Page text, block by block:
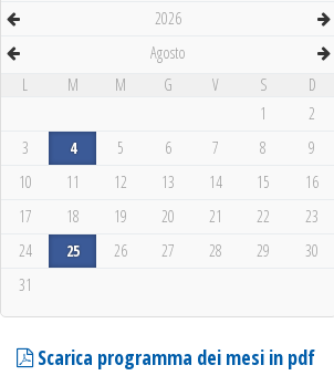
2026
Agosto
L
M M G V S
D
1
2
3
4 5 6 7 8
9
10
11 12 13 14 15
16
17
18 19 20 21 22
23
24
25 26 27 28 29
30
31
Scarica programma dei mesi in pdf